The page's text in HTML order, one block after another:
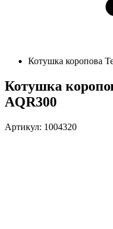
Котушка коропова
Котушка
AQR300
Артикул: 1004320